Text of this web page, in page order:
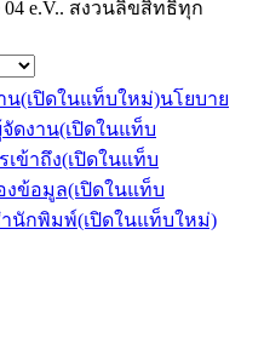
e.V.. สงวนลิขสิทธิ์ทุก
น(เปิดในแท็บใหม่)นโยบาย
ดงาน(เปิดในแท็บ
เข้าถึง(เปิดในแท็บ
งข้อมูล(เปิดในแท็บ
นักพิมพ์(เปิดในแท็บใหม่)